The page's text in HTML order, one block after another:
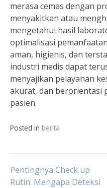
merasa cemas dengan
menyakitkan atau
mengetahui hasil
optimalisasi pemanfaatan
aman, higienis, dan
industri medis dapat
menyajikan pelayanan
akurat, dan berorientasi
pasien.
Posted in berita
Navigasi
Pentingnya Check up
Rutin: Mengapa Deteksi